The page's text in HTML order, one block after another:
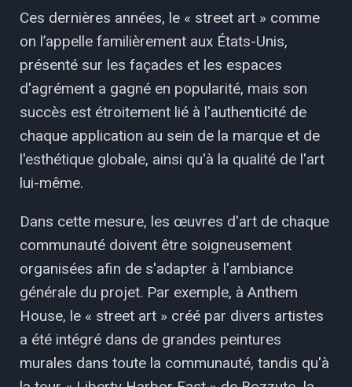
Ces dernières années, le « street art » comme
on l’appelle familièrement aux États-Unis,
présenté sur les façades et les espaces
d'agrément a gagné en popularité, mais son
succès est étroitement lié à l'authenticité de
chaque application au sein de la marque et de
l'esthétique globale, ainsi qu'à la qualité de l'art
lui-même.
Dans cette mesure, les œuvres d'art de chaque
communauté doivent être soigneusement
organisées afin de s'adapter à l'ambiance
générale du projet. Par exemple, à Anthem
House, le « street art » créé par divers artistes
a été intégré dans de grandes peintures
murales dans toute la communauté, tandis qu'à